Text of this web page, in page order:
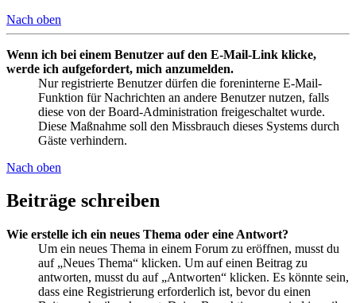
Nach oben
Wenn ich bei einem Benutzer auf den E-Mail-Link klicke,
werde ich aufgefordert, mich anzumelden.
Nur registrierte Benutzer dürfen die foreninterne E-Mail-
Funktion für Nachrichten an andere Benutzer nutzen, falls
diese von der Board-Administration freigeschaltet wurde.
Diese Maßnahme soll den Missbrauch dieses Systems durch
Gäste verhindern.
Nach oben
Beiträge schreiben
Wie erstelle ich ein neues Thema oder eine Antwort?
Um ein neues Thema in einem Forum zu eröffnen, musst du
auf „Neues Thema“ klicken. Um auf einen Beitrag zu
antworten, musst du auf „Antworten“ klicken. Es könnte sein,
dass eine Registrierung erforderlich ist, bevor du einen